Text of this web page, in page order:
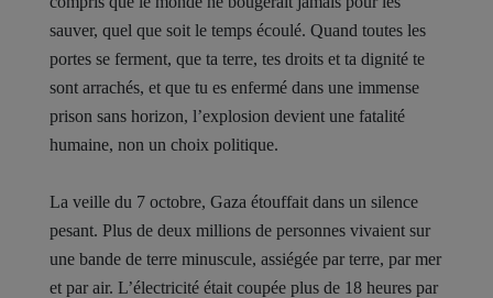
sauver, quel que soit le temps écoulé. Quand toutes les
portes se ferment, que ta terre, tes droits et ta dignité te
sont arrachés, et que tu es enfermé dans une immense
prison sans horizon, l’explosion devient une fatalité
humaine, non un choix politique.
La veille du 7 octobre, Gaza étouffait dans un silence
pesant. Plus de deux millions de personnes vivaient sur
une bande de terre minuscule, assiégée par terre, par mer
et par air. L’électricité était coupée plus de 18 heures par